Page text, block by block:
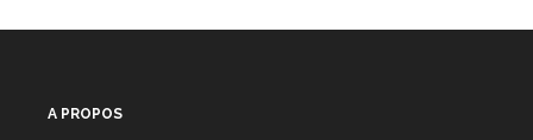
A PROPOS